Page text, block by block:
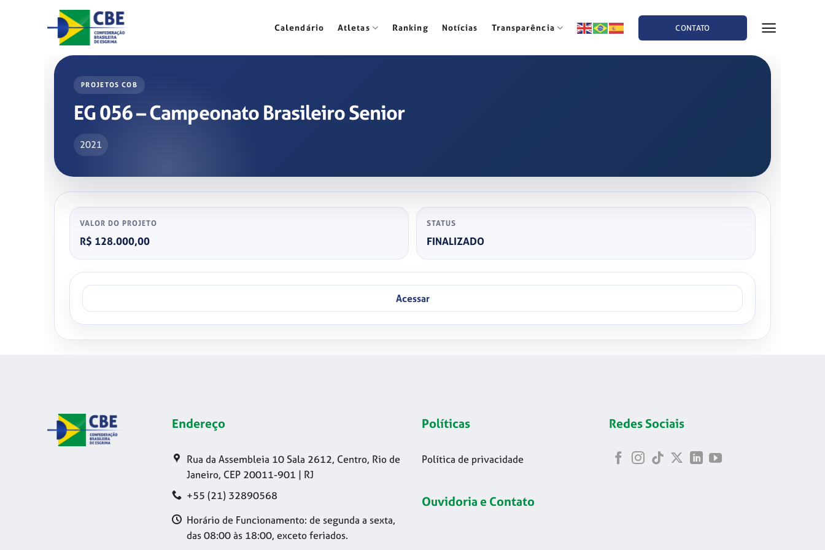
Calendário Atletas Ranking Notícias Transparência CONTATO
PROJETOS COB
EG 056 – Campeonato Brasileiro Senior
2021
VALOR DO PROJETO
R$ 128.000,00
STATUS
FINALIZADO
Acessar
Endereço
Rua da Assembleia 10 Sala 2612, Centro, Rio de
Janeiro, CEP 20011-901 | RJ
+55 (21) 32890568
Horário de Funcionamento: de segunda a sexta,
das 08:00 às 18:00, exceto feriados.
Políticas
Política de privacidade
Ouvidoria e Contato
Redes Sociais